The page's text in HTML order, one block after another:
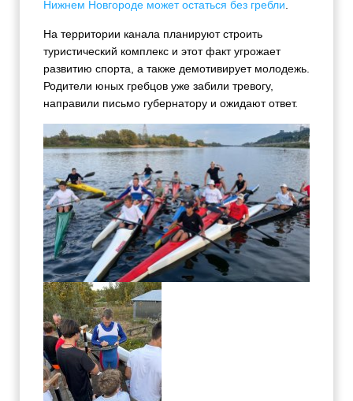
Нижнем Новгороде может остаться без гребли
На территории канала планируют строить
туристический комплекс и этот факт угрожает
развитию спорта, а также демотивирует молодежь.
Родители юных гребцов уже забили тревогу,
направили письмо губернатору и ожидают ответ.